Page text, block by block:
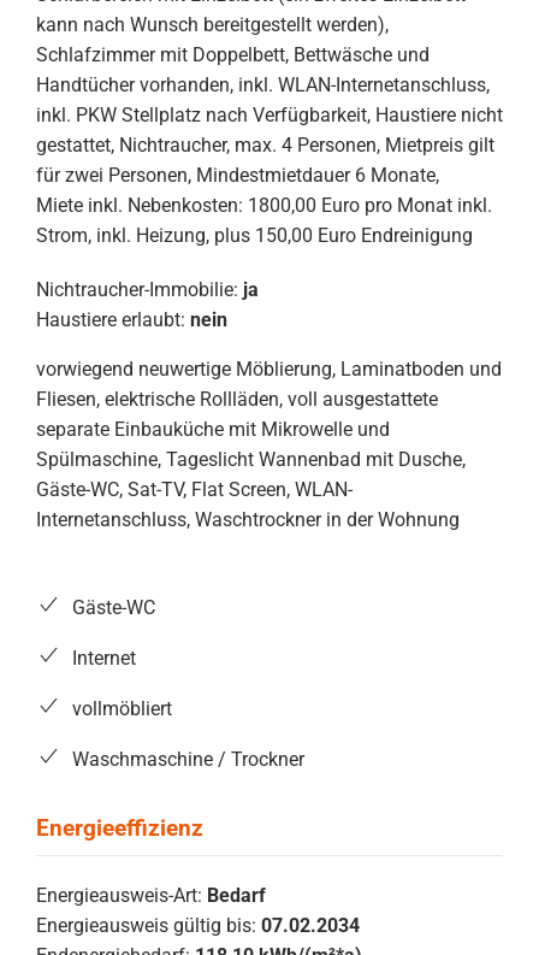
kann nach Wunsch bereitgestellt werden),
Schlafzimmer mit Doppelbett, Bettwäsche und
Handtücher vorhanden, inkl. WLAN-Internetanschluss,
inkl. PKW Stellplatz nach Verfügbarkeit, Haustiere nicht
gestattet, Nichtraucher, max. 4 Personen, Mietpreis gilt
für zwei Personen, Mindestmietdauer 6 Monate,
Miete inkl. Nebenkosten: 1800,00 Euro pro Monat inkl.
Strom, inkl. Heizung, plus 150,00 Euro Endreinigung
Nichtraucher-Immobilie: ja
Haustiere erlaubt: nein
vorwiegend neuwertige Möblierung, Laminatboden und
Fliesen, elektrische Rollläden, voll ausgestattete
separate Einbauküche mit Mikrowelle und
Spülmaschine, Tageslicht Wannenbad mit Dusche,
Gäste-WC, Sat-TV, Flat Screen, WLAN-
Internetanschluss, Waschtrockner in der Wohnung
Gäste-WC
Internet
vollmöbliert
Waschmaschine / Trockner
Energieausweis-Art: Bedarf
Energieausweis gültig bis: 07.02.2034